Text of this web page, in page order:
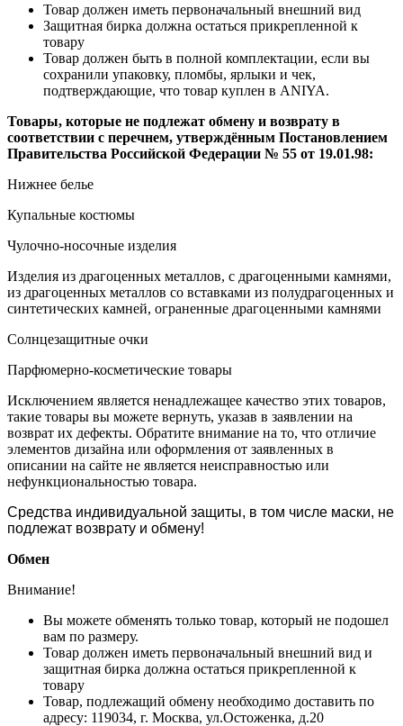
Товар должен иметь первоначальный внешний вид
Защитная бирка должна остаться прикрепленной к
товару
Товар должен быть в полной комплектации, если вы
сохранили упаковку, пломбы, ярлыки и чек,
подтверждающие, что товар куплен в ANIYA.
Товары, которые не подлежат обмену и возврату в
соответствии с перечнем, утверждённым Постановлением
Правительства Российской Федерации № 55 от 19.01.98:
Нижнее белье
Купальные костюмы
Чулочно-носочные изделия
Изделия из драгоценных металлов, с драгоценными камнями,
из драгоценных металлов со вставками из полудрагоценных и
синтетических камней, ограненные драгоценными камнями
Солнцезащитные очки
Парфюмерно-косметические товары
Исключением является ненадлежащее качество этих товаров,
такие товары вы можете вернуть, указав в заявлении на
возврат их дефекты. Обратите внимание на то, что отличие
элементов дизайна или оформления от заявленных в
описании на сайте не является неисправностью или
нефункциональностью товара.
Средства индивидуальной защиты, в том числе маски, не
подлежат возврату и обмену!
Обмен
Внимание!
Вы можете обменять только товар, который не подошел
вам по размеру.
Товар должен иметь первоначальный внешний вид и
защитная бирка должна остаться прикрепленной к
товару
Товар, подлежащий обмену необходимо доставить по
адресу: 119034, г. Москва, ул.Остоженка, д.20